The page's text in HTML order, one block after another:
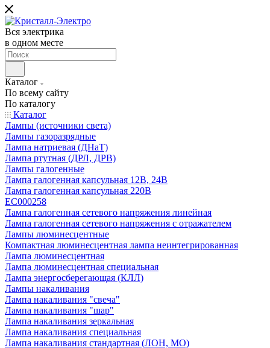
Вся электрика
в одном месте
Каталог
По всему сайту
По каталогу
Каталог
Лампы (источники света)
Лампы газоразрядные
Лампа натриевая (ДНаТ)
Лампа ртутная (ДРЛ, ДРВ)
Лампы галогенные
Лампа галогенная капсульная 12В, 24В
Лампа галогенная капсульная 220В
EC000258
Лампа галогенная сетевого напряжения линейная
Лампа галогенная сетевого напряжения с отражателем
Лампы люминесцентные
Компактная люминесцентная лампа неинтегрированная
Лампа люминесцентная
Лампа люминесцентная специальная
Лампа энергосберегающая (КЛЛ)
Лампы накаливания
Лампа накаливания "свеча"
Лампа накаливания "шар"
Лампа накаливания зеркальная
Лампа накаливания специальная
Лампа накаливания стандартная (ЛОН, МО)